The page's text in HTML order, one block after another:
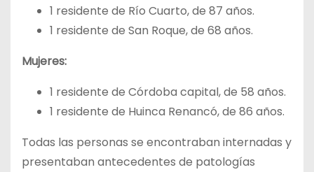
1 residente de Río Cuarto, de 87 años.
1 residente de San Roque, de 68 años.
Mujeres:
1 residente de Córdoba capital, de 58 años.
1 residente de Huinca Renancó, de 86 años.
Todas las personas se encontraban internadas y
presentaban antecedentes de patologías